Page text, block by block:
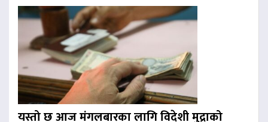
यस्तो छ आज मंगलबारका लागि विदेशी मुद्राको